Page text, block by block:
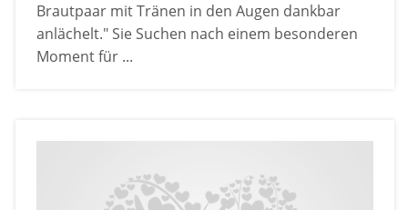
Brautpaar mit Tränen in den Augen dankbar
anlächelt." Sie Suchen nach einem besonderen
Moment für ...